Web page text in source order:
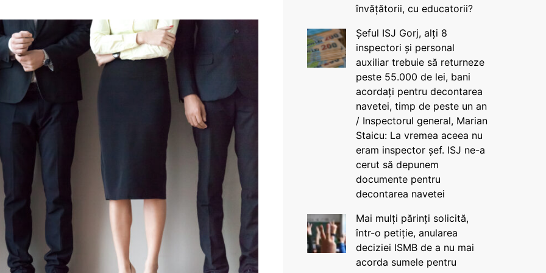
învățătorii, cu educatorii?
Șeful ISJ Gorj, alți 8
inspectori și personal
auxiliar trebuie să returneze
peste 55.000 de lei, bani
acordați pentru decontarea
navetei, timp de peste un an
/ Inspectorul general, Marian
Staicu: La vremea aceea nu
eram inspector șef. ISJ ne-a
cerut să depunem
documente pentru
decontarea navetei
Mai mulți părinți solicită,
într-o petiție, anularea
deciziei ISMB de a nu mai
acorda sumele pentru